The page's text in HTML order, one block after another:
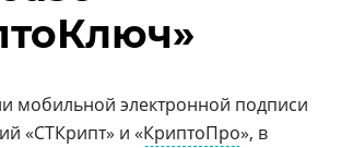
мобильной электронной подписи
«СТКрипт» и «КриптоПро», в